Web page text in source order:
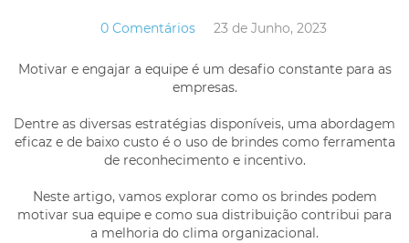
0 Comentários 23 de Junho, 2023
Motivar e engajar a equipe é um desafio constante para as
empresas.
Dentre as diversas estratégias disponíveis, uma abordagem
eficaz e de baixo custo é o uso de brindes como ferramenta
de reconhecimento e incentivo.
Neste artigo, vamos explorar como os brindes podem
motivar sua equipe e como sua distribuição contribui para
a melhoria do clima organizacional.